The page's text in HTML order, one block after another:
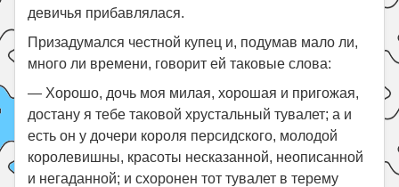
девичья прибавлялася.
Призадумался честной купец и, подумав мало ли,
много ли времени, говорит ей таковые слова:
— Хорошо, дочь моя милая, хорошая и пригожая,
достану я тебе таковой хрустальный тувалет; а и
есть он у дочери короля персидского, молодой
королевишны, красоты несказанной, неописанной
и негаданной; и схоронен тот тувалет в терему